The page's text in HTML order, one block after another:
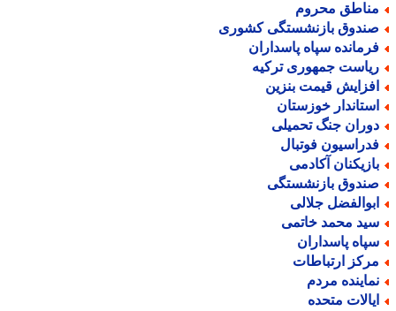
محروم
بازنشستگی کشوری
سپاه پاسداران
جمهوری ترکیه
قیمت بنزین
خوزستان
جنگ تحمیلی
فوتبال
آکادمی
بازنشستگی
جلالی
محمد خاتمی
پاسداران
ارتباطات
مردم
متحده